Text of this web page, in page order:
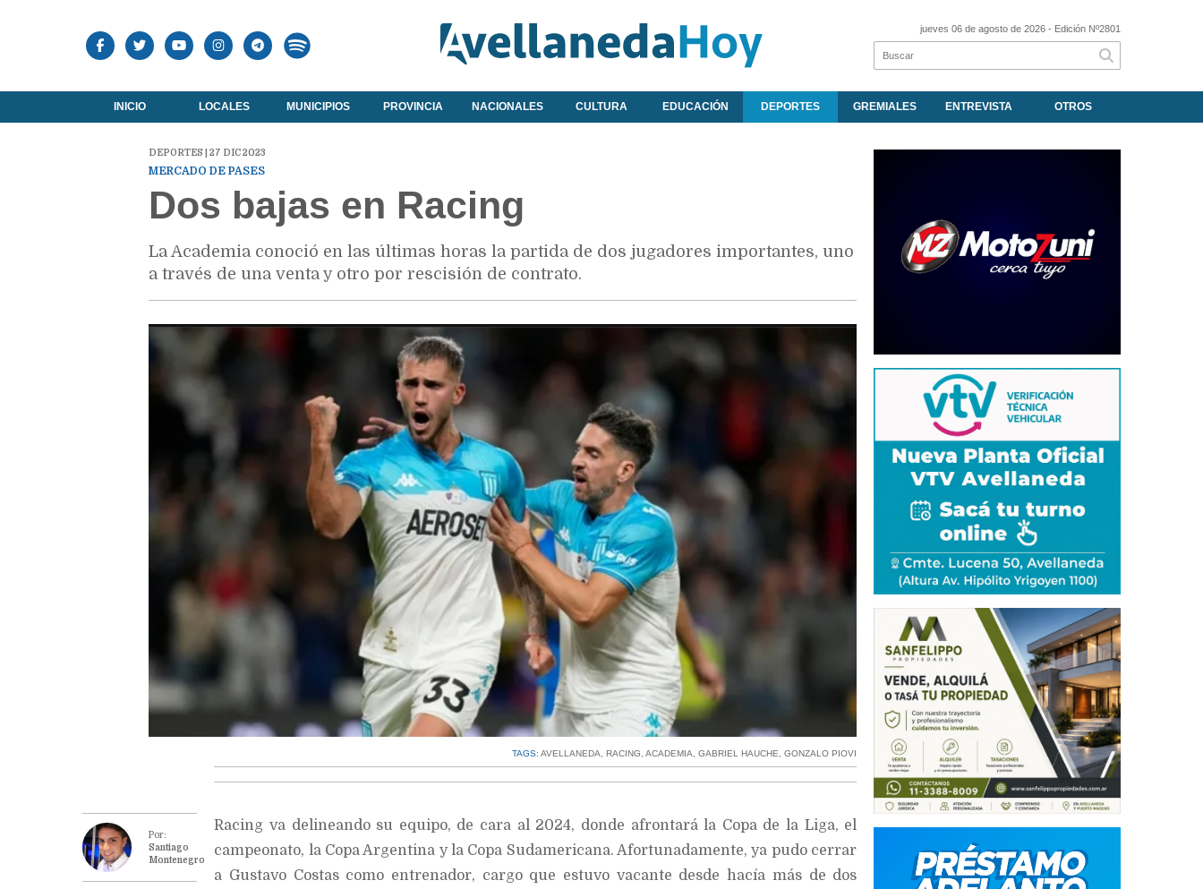
jueves 06 de agosto de 2026 - Edición Nº2801
INICIO LOCALES MUNICIPIOS PROVINCIA NACIONALES CULTURA EDUCACIÓN DEPORTES GREMIALES ENTREVISTA OTROS
DEPORTES | 27 DIC 2023
MERCADO DE PASES
Dos bajas en Racing
La Academia conoció en las últimas horas la partida de dos jugadores importantes, uno
a través de una venta y otro por rescisión de contrato.
TAGS:AVELLANEDA ,RACING ,ACADEMIA ,GABRIEL HAUCHE ,GONZALO PIOVI
Por:
Santiago
Montenegro
Racing va delineando su equipo, de cara al 2024, donde afrontará la Copa de la Liga, el
campeonato, la Copa Argentina y la Copa Sudamericana. Afortunadamente, ya pudo cerrar
a Gustavo Costas como entrenador, cargo que estuvo vacante desde hacía más de dos